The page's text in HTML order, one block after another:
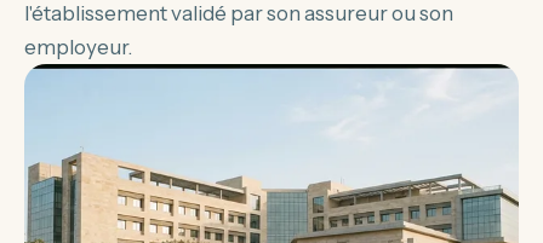
l'établissement validé par son assureur ou son
employeur.